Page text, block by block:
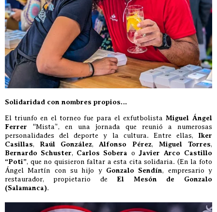
Solidaridad con nombres propios…
El triunfo en el torneo fue para el exfutbolista Miguel Ángel
Ferrer “Mista”, en una jornada que reunió a numerosas
personalidades del deporte y la cultura. Entre ellas, Iker
Casillas, Raúl González, Alfonso Pérez, Miguel Torres,
Bernardo Schuster, Carlos Sobera o Javier Arco Castillo
“Poti”, que no quisieron faltar a esta cita solidaria. (En la foto
Ángel Martín con su hijo y Gonzalo Sendín, empresario y
restaurador, propietario de El Mesón de Gonzalo
(Salamanca).